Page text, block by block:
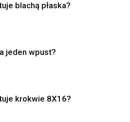
blachą płaska?
jeden wpust?
krokwie 8X16?